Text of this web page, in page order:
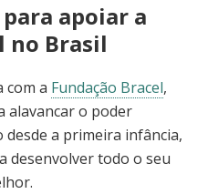
apoiar a
no Brasil
com a Fundação Bracel,
alavancar o poder
a primeira infância,
desenvolver todo o seu